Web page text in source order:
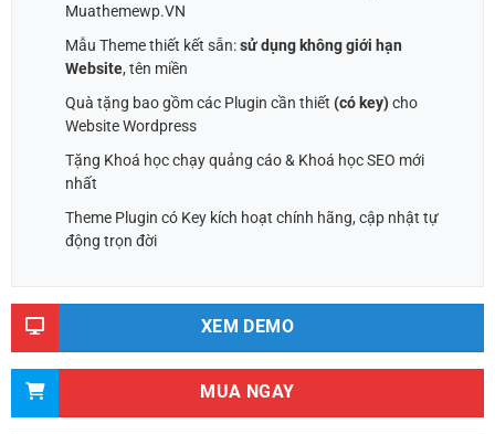
Muathemewp.VN
Mẫu Theme thiết kết sẵn:sử dụng không giới hạn
Website, tên miền
Quà tặng bao gồm các Plugin cần thiết (có key)cho
Website Wordpress
Tặng Khoá học chạy quảng cáo & Khoá học SEO mới
nhất
Theme Plugin có Key kích hoạt chính hãng, cập nhật tự
động trọn đời
XEM DEMO
MUA NGAY